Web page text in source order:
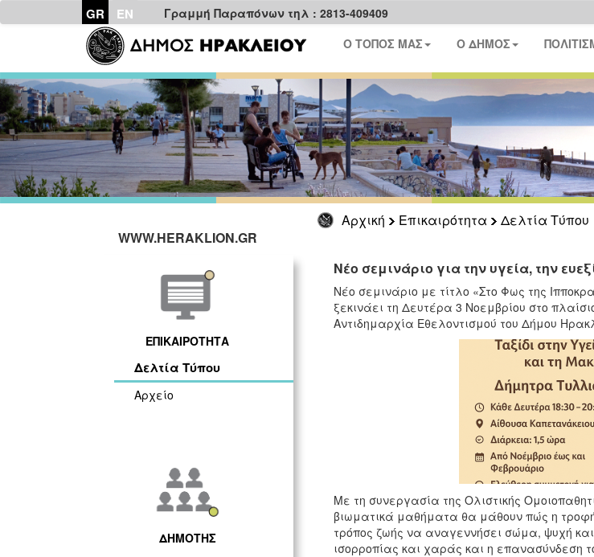
GR EN Γραμμή Παραπόνων τηλ : 2813-409409
Ο ΤΟΠΟΣ ΜΑΣ Ο ΔΗΜΟΣ
Αρχική Επικαιρότητα
Δελτία Τύπου
WWW.HERAKLION.GR
ΕΠΙΚΑΙΡΟΤΗΤΑ
Δελτία Τύπου
Αρχείο
ΔΗΜΟΤΗΣ
Νέο σεμινάριο για την υγεία, την
Νέο σεμινάριο με τίτλο «Στο Φως της
ξεκινάει τη Δευτέρα 3 Νοεμβρίου στο
Αντιδημαρχία Εθελοντισμού του Δήμου
Με τη συνεργασία της Ολιστικής
βιωματικά μαθήματα θα μάθουν πώς η
τρόπος ζωής να αναγεννήσει σώμα, ψυχή
ισορροπίας και χαράς και η επανασύνδεση